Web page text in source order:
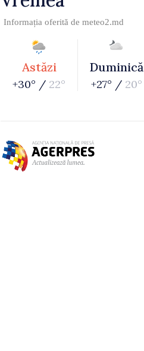
Informația oferită de meteo2.md
Astăzi
+30° / 22°
Duminică
+27° / 20°